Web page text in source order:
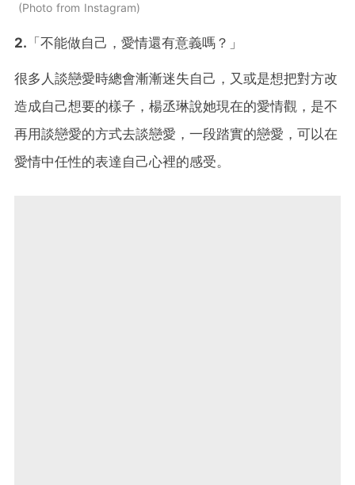
Photo from Instagram
2. 「不能做自己，愛情還有意義嗎？」
很多人談戀愛時總會漸漸迷失自己，又或是想把對方改
造成自己想要的樣子，楊丞琳說她現在的愛情觀，是不
再用談戀愛的方式去談戀愛，一段踏實的戀愛，可以在
愛情中任性的表達自己心裡的感受。